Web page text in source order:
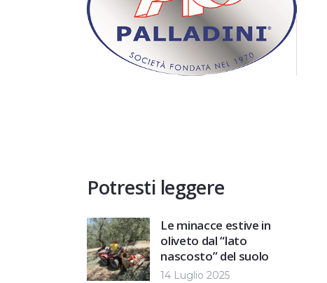
Potresti leggere
Le minacce estive in
oliveto dal “lato
nascosto” del suolo
14 Luglio 2025